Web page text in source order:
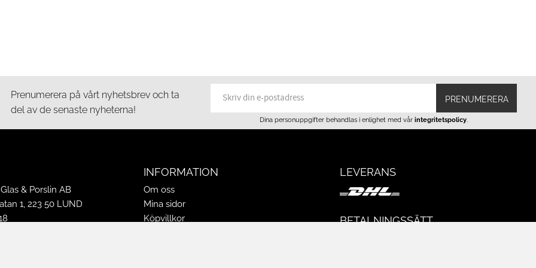
Prenumerera på vårt nyhetsbrev och ta
del av de senaste nyheterna!
PRENUMERERA
Dina personuppgifter behandlas i enlighet med vår integritetspolicy.
& Porslin AB
1, 223 50 LUND
2026
INFORMATION
Om oss
Mina sidor
Köpvillkor
LEVERANS
BETALNINGSSÄTT